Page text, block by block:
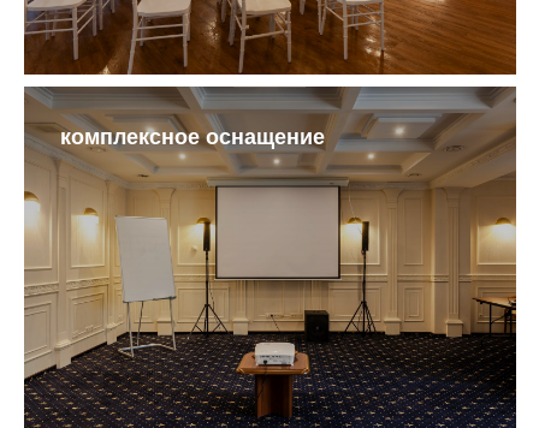
комплексное оснащение